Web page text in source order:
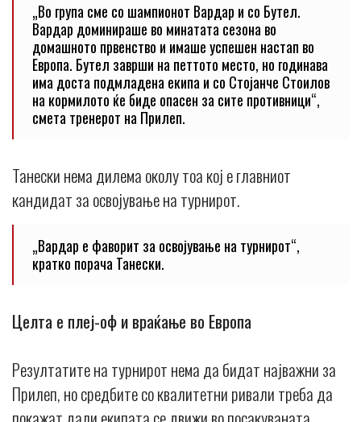
„Во група сме со шампионот Вардар и со Бутел.
Вардар доминираше во минатата сезона во
домашното првенство и имаше успешен настап во
Европа. Бутел заврши на петтото место, но годинава
има доста подмладена екипа и со Стојанче Стоилов
на кормилото ќе биде опасен за сите противници“,
смета тренерот на Прилеп.
Танески нема дилема околу тоа кој е главниот
кандидат за освојување на турнирот.
„Вардар е фаворит за освојување на турнирот“,
кратко порача Танески.
Целта е плеј-оф и враќање во Европа
Резултатите на турнирот нема да бидат најважни за
Прилеп, но средбите со квалитетни ривали треба да